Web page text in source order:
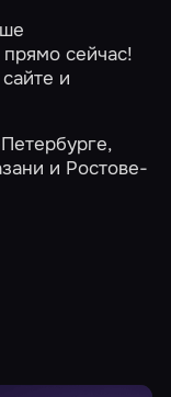
сейчас!
и
и Ростове-